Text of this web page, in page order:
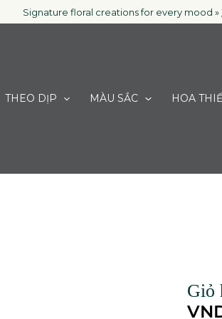
Signature floral creations for every mood »
THEO DỊP MÀU SẮC HOA
Giỏ
Giỏ
hoa